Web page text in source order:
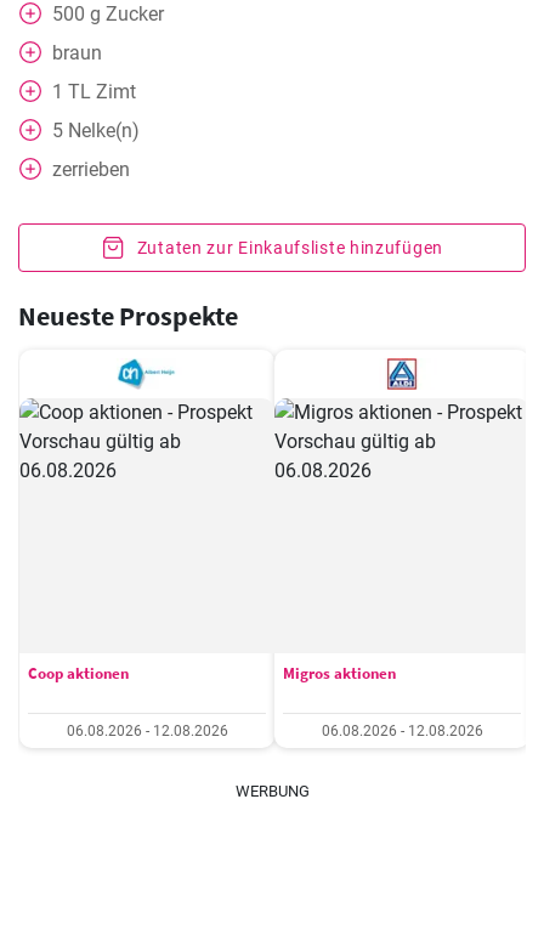
500 g Zucker
braun
1 TL Zimt
5 Nelke(n)
zerrieben
Zutaten zur Einkaufsliste hinzufügen
Neueste Prospekte
Coop aktionen
06.08.2026 - 12.08.2026
Migros aktionen
06.08.2026 - 12.08.2026
WERBUNG